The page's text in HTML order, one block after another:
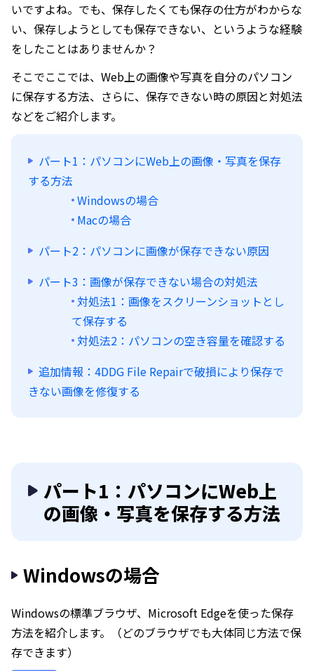
いですよね。でも、保存したくても保存の仕方がわからな
い、保存しようとしても保存できない、というような経験
をしたことはありませんか？
そこでここでは、Web上の画像や写真を自分のパソコン
に保存する方法、さらに、保存できない時の原因と対処法
などをご紹介します。
パート1：パソコンにWeb上の画像・写真を保存
する方法
Windowsの場合
Macの場合
パート2：パソコンに画像が保存できない原因
パート3：画像が保存できない場合の対処法
対処法1：画像をスクリーンショットとし
て保存する
対処法2：パソコンの空き容量を確認する
追加情報：4DDG File Repairで破損により保存で
きない画像を修復する
パート1：パソコンにWeb上
の画像・写真を保存する方法
Windowsの場合
Windowsの標準ブラウザ、Microsoft Edgeを使った保存
方法を紹介します。（どのブラウザでも大体同じ方法で保
存できます）